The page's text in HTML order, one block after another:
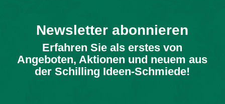
Newsletter abonnieren
Erfahren Sie als erstes von
Angeboten, Aktionen und neuem aus
der Schilling Ideen-Schmiede!